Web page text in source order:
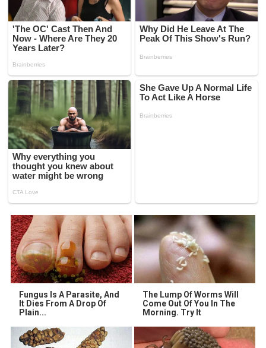
Fungus Is A Parasite, And
It Dies From A Drop Of
Plain...
The Lump Of Worms Will
Come Out Of You In The
Morning. Try It